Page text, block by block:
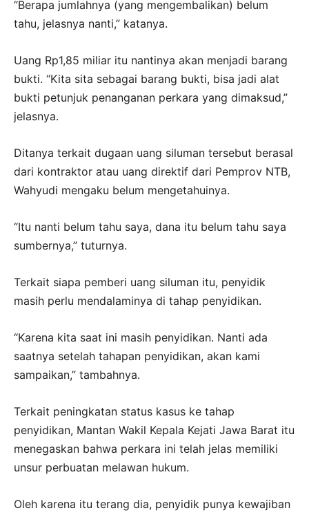
“Berapa jumlahnya (yang mengembalikan) belum
tahu, jelasnya nanti,” katanya.
Uang Rp1,85 miliar itu nantinya akan menjadi barang
bukti. “Kita sita sebagai barang bukti, bisa jadi alat
bukti petunjuk penanganan perkara yang dimaksud,”
jelasnya.
Ditanya terkait dugaan uang siluman tersebut berasal
dari kontraktor atau uang direktif dari Pemprov NTB,
Wahyudi mengaku belum mengetahuinya.
“Itu nanti belum tahu saya, dana itu belum tahu saya
sumbernya,” tuturnya.
Terkait siapa pemberi uang siluman itu, penyidik
masih perlu mendalaminya di tahap penyidikan.
“Karena kita saat ini masih penyidikan. Nanti ada
saatnya setelah tahapan penyidikan, akan kami
sampaikan,” tambahnya.
Terkait peningkatan status kasus ke tahap
penyidikan, Mantan Wakil Kepala Kejati Jawa Barat itu
menegaskan bahwa perkara ini telah jelas memiliki
unsur perbuatan melawan hukum.
Oleh karena itu terang dia, penyidik punya kewajiban